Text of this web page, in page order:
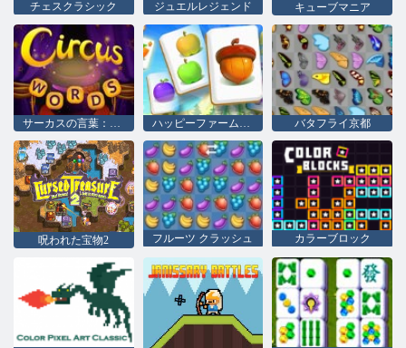
チェスクラシック ジュエルレジェンド キューブマニア
サーカスの言葉：魔法のパズル ハッピーファーム作物 バタフライ京都
呪われた宝物2 フルーツ クラッシュ カラーブロック